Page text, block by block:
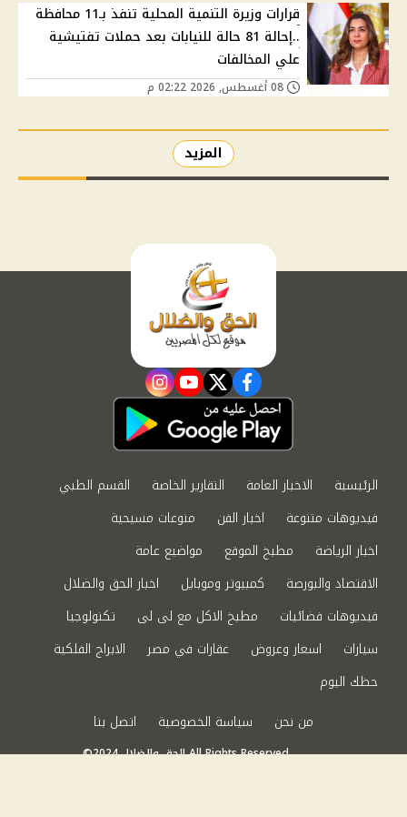
قرارات وزيرة التنمية المحلية تنفذ بـ11 محافظة
..إحالة 81 حالة للنيابات بعد حملات تفتيشية
علي المخالفات
المزيد
facebook
twitter
youtube
instagram
الرئيسية الاخبار العامة التقارير الخاصة
القسم الطبي
فيديوهات متنوعة
اخبار الفن
منوعات مسيحية
اخبار الرياضة
مطبخ الموقع
مواضيع عامة
الاقتصاد والبورصة
كمبيوتر وموبايل
اخبار الحق والضلال
فيديوهات فضائيات
مطبخ الاكل مع لى لى
تكنولوجيا
سيارات
اسعار وعروض عقارات في مصر
الابراج الفلكية
حظك اليوم
من نحن
سياسة الخصوصية اتصل بنا
©2024 الحق والضلال All Rights Reserved.